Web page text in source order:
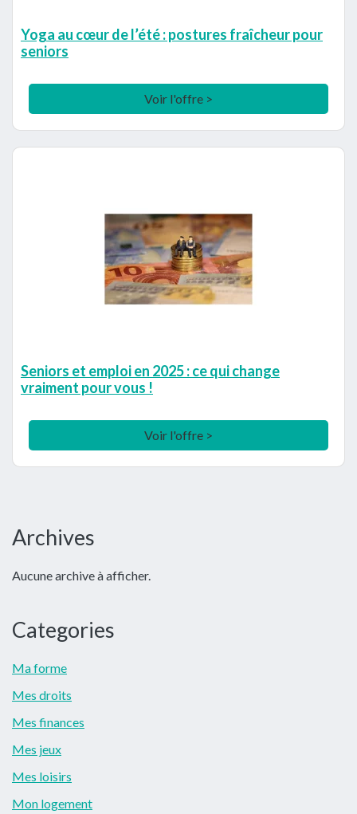
Yoga au cœur de l’été : postures fraîcheur pour
seniors
Voir l'offre >
Seniors et emploi en 2025 : ce qui change
vraiment pour vous !
Voir l'offre >
Barre
principale
Archives
Aucune archive à afficher.
Categories
Ma forme
Mes droits
Mes finances
Mes jeux
Mes loisirs
Mon logement